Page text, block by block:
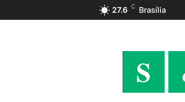
27.6 C Brasília